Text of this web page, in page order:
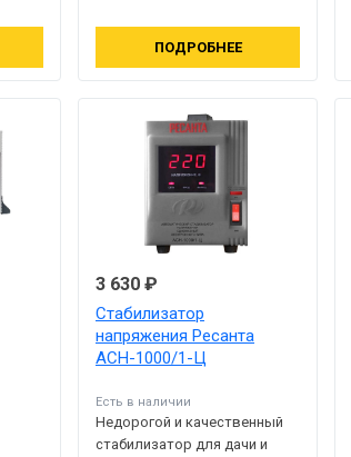
ПОДРОБНЕЕ
3 630 ₽
Стабилизатор
напряжения Ресанта
АСН-1000/1-Ц
Есть в наличии
Недорогой и качественный
стабилизатор для дачи и